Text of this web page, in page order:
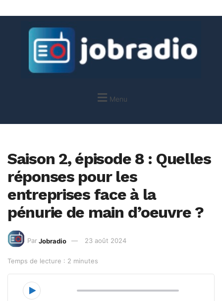
Menu
Saison 2, épisode 8 : Quelles
réponses pour les
entreprises face à la
pénurie de main d’oeuvre ?
Par Jobradio 23 août 2024
Temps de lecture : 2 minutes